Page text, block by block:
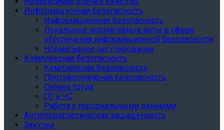
Информационная безопасность
Информационная безопасность
Локальные нормативные акты в сфере
обеспечения информационной безопасности
Нормативное регулирование
Комплексная безопасность
Комплексная безопасность
Противопожарная безопасность
Охрана труда
ГО и ЧС
Работа с персональными данными
Антитеррористическая защищенность
Закупки